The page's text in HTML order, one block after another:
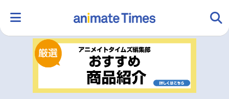
ランキング アニメ